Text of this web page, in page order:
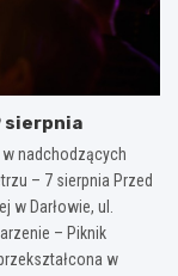
sierpnia
nadchodzących
– 7 sierpnia Przed
w Darłowie, ul.
– Piknik
w